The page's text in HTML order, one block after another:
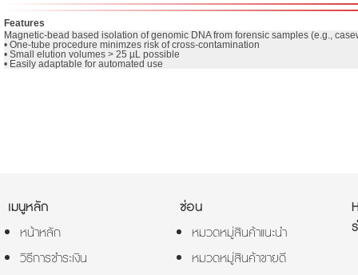
Features
Magnetic-bead based isolation of genomic DNA from forensic samples (e.g.,
• One-tube procedure minimzes risk of cross-contamination
• Small elution volumes > 25 µL possible
• Easily adaptable for automated use
เมนูหลัก
หน้าหลัก
วิธีการชำระเงิน
ซ่อน
หมวดหมู่สินค้าแนะนำ
หมวดหมู่สินค้าขายดี